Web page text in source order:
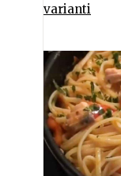
varianti